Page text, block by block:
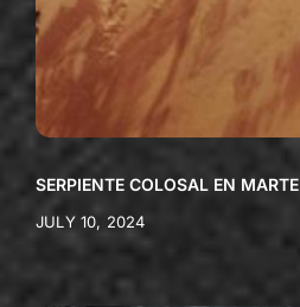
SERPIENTE COLOSAL EN MARTE
JULY 10, 2024